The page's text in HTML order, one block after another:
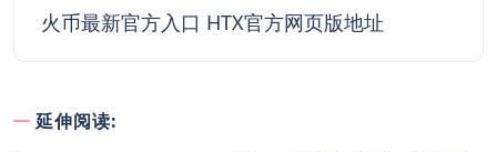
火币最新官方入口 HTX官方网页版地址
延伸阅读: